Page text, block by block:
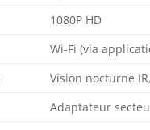
1080P HD
Wi-Fi (via
Vision nocturne
Adaptateur